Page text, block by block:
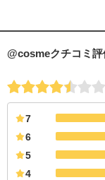
@cosmeクチコミ評
7
6
5
4